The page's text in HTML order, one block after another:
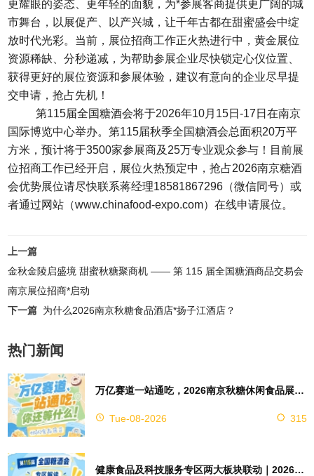
更耀眼的姿态、更年轻的面貌，为*参展客商提供更广阔的城
市舞台，以展促产、以产兴城，让千年古都在甜蜜盛会中绽
放时代光彩。当前，展位招商工作正火热进行中，黄金展位
资源稀缺、分秒递减，为帮助参展企业尽快锁定心仪位置、
获得更好的展位资源和参展体验，建议有意向的企业尽早提
交申请，抢占先机！
第115届全国糖酒会将于2026年10月15日-17日在南京
国际博览中心举办。第115届秋季全国糖酒会总面积20万平
方米，预计将于3500家参展商及25万专业观众参与！目前展
位招商工作已经开启，展位火热预定中，抢占2026南京糖酒
会优势展位请尽快联系蒋经理18581867296（微信同号）或
者通过网站（www.chinafood-expo.com）在线申请展位。
上一篇
金秋金陵启盛境 甜蜜秋糖聚商机 —— 第 115 届全国糖酒商品交易会
南京展位招商*启动
下一篇 为什么2026南京秋糖食品酒店*扬子江酒店？
热门新闻
万亿赛道一站通吃，2026南京秋糖休闲食品展区4万㎡超大展馆等你来占位
Tue-08-2026 315
健康食品及科技服务专区两大板块联动｜2026南京秋糖实现双向赋能助力企业对接技术资源